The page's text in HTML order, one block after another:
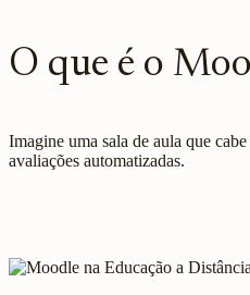
O que é o
Imagine uma sala de aula que
avaliações automatizadas.